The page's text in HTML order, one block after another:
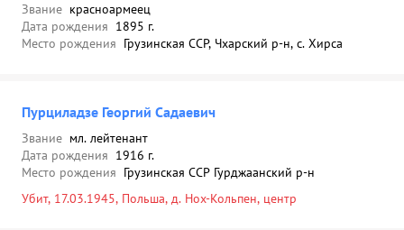
Звание красноармеец
Дата рождения 1895 г.
Место рождения Грузинская ССР, Чхарский р-н, с. Хирса
Пурциладзе Георгий Садаевич
Звание мл. лейтенант
Дата рождения 1916 г.
Место рождения Грузинская ССР Гурджаанский р-н
Убит, 17.03.1945, Польша, д. Нох-Кольпен, центр